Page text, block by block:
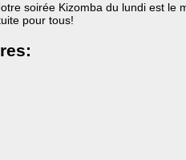
soirée Kizomba du lundi est le
pour tous!